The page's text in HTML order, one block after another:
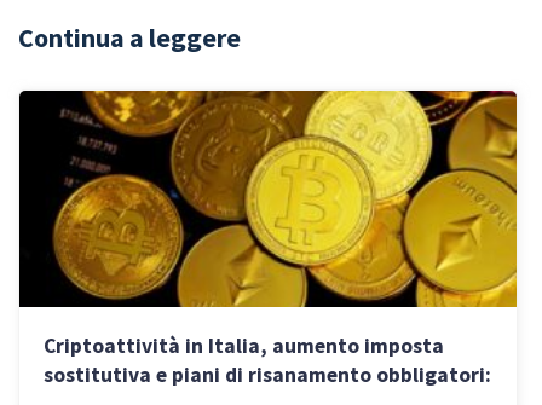
Continua a leggere
Criptoattività in Italia, aumento imposta
sostitutiva e piani di risanamento obbligatori: